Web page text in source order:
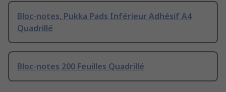
Bloc-notes, Pukka Pads Inférieur Adhésif A4
Quadrillé
Bloc-notes 200 Feuilles Quadrillé